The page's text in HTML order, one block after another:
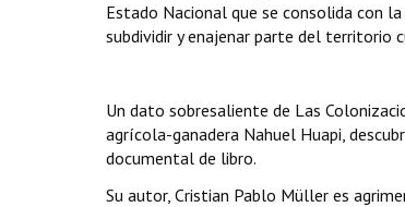
Estado Nacional que se consolida con
subdividir y enajenar parte del territorio
Un dato sobresaliente de Las
agrícola-ganadera Nahuel Huapi,
documental de libro.
Su autor, Cristian Pablo Müller es